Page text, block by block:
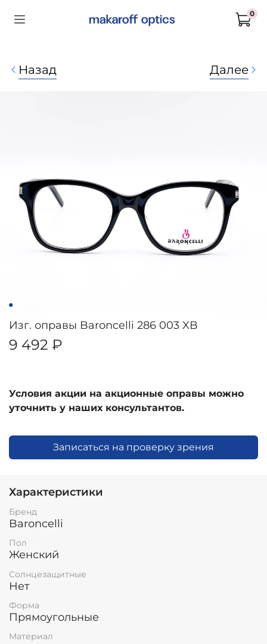
0
Назад Далее
Изг. оправы Baroncelli 286 003 XB
9 492 ₽
Условия акции на акционные оправы можно
уточнить у наших консультантов.
Записаться на проверку зрения
Характеристики
Бренд
Baroncelli
Пол
Женский
Солнцезащитные
Нет
Форма
Прямоугольные
Материал